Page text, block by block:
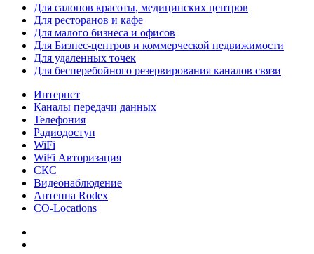
Для салонов красоты, медицинских центров
Для ресторанов и кафе
Для малого бизнеса и офисов
Для Бизнес-центров и коммерческой недвижимости
Для удаленных точек
Для бесперебойного резервирования каналов связи
Интернет
Каналы передачи данных
Телефония
Радиодоступ
WiFi
WiFi Авторизация
СКС
Видеонаблюдение
Антенна Rodex
CO-Locations